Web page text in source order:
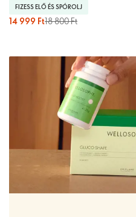
FIZESS ELŐ ÉS SPÓROLJ
14 999 Ft18 800 Ft